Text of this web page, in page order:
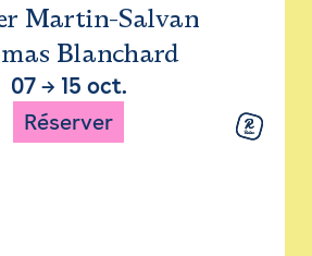
Martin-Salvan
Blanchard
07→ 15 oct.
Réserver